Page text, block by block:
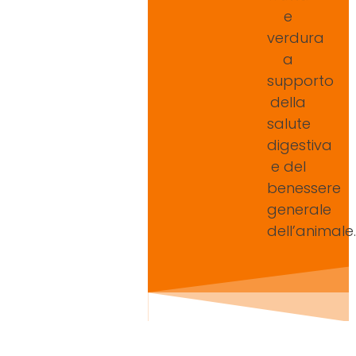
e
verdura
a
supporto
della
salute
digestiva
e del
benessere
generale
dell’animale.